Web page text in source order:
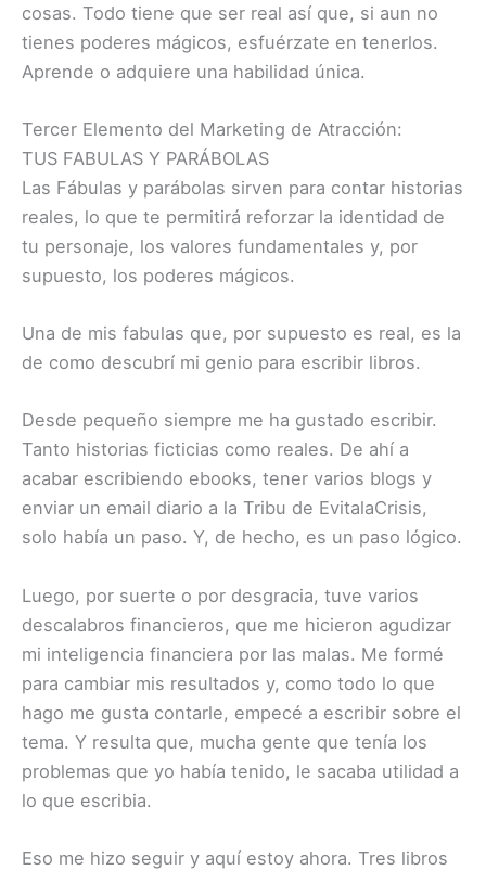
cosas. Todo tiene que ser real así que, si aun no
tienes poderes mágicos, esfuérzate en tenerlos.
Aprende o adquiere una habilidad única.
Tercer Elemento del Marketing de Atracción:
TUS FABULAS Y PARÁBOLAS
Las Fábulas y parábolas sirven para contar historias
reales, lo que te permitirá reforzar la identidad de
tu personaje, los valores fundamentales y, por
supuesto, los poderes mágicos.
Una de mis fabulas que, por supuesto es real, es la
de como descubrí mi genio para escribir libros.
Desde pequeño siempre me ha gustado escribir.
Tanto historias ficticias como reales. De ahí a
acabar escribiendo ebooks, tener varios blogs y
enviar un email diario a la Tribu de EvitalaCrisis,
solo había un paso. Y, de hecho, es un paso lógico.
Luego, por suerte o por desgracia, tuve varios
descalabros financieros, que me hicieron agudizar
mi inteligencia financiera por las malas. Me formé
para cambiar mis resultados y, como todo lo que
hago me gusta contarle, empecé a escribir sobre el
tema. Y resulta que, mucha gente que tenía los
problemas que yo había tenido, le sacaba utilidad a
lo que escribia.
Eso me hizo seguir y aquí estoy ahora. Tres libros